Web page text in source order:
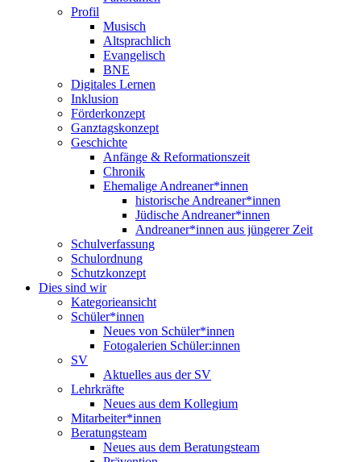
Profil
Musisch
Altsprachlich
Evangelisch
BNE
Digitales Lernen
Inklusion
Förderkonzept
Ganztagskonzept
Geschichte
Anfänge & Reformationszeit
Chronik
Ehemalige Andreaner*innen
historische Andreaner*innen
Jüdische Andreaner*innen
Andreaner*innen aus jüngerer Zeit
Schulverfassung
Schulordnung
Schutzkonzept
Dies sind wir
Kategorieansicht
Schüler*innen
Neues von Schüler*innen
Fotogalerien Schüler:innen
SV
Aktuelles aus der SV
Lehrkräfte
Neues aus dem Kollegium
Mitarbeiter*innen
Beratungsteam
Neues aus dem Beratungsteam